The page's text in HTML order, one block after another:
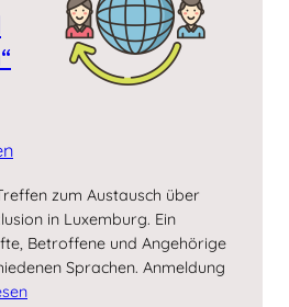
zum Austausch über
in Luxemburg. Ein
Betroffene und Angehörige
Sprachen. Anmeldung